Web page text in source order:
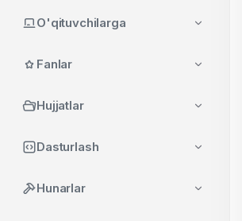
O'qituvchilarga
Fanlar
Hujjatlar
Dasturlash
Hunarlar